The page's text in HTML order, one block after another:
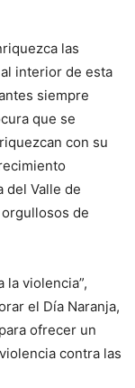
las
interior de esta
siempre
que se
con su
del Valle de
de
la violencia”,
el Día Naranja,
ofrecer un
contra las